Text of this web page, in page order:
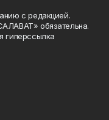
с редакцией.
обязательна.
гиперссылка